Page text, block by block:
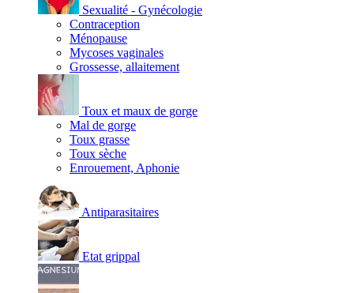
Sexualité - Gynécologie
Contraception
Ménopause
Mycoses vaginales
Grossesse, allaitement
Toux et maux de gorge
Mal de gorge
Toux grasse
Toux sèche
Enrouement, Aphonie
Antiparasitaires
Etat grippal